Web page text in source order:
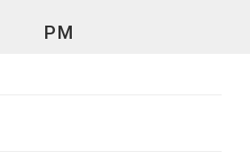
PM